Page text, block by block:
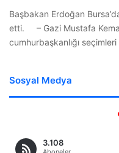
Başbakan Erdoğan
etti. – Gazi Mustafa
cumhurbaşkanlığı
Sosyal Medya
3.108